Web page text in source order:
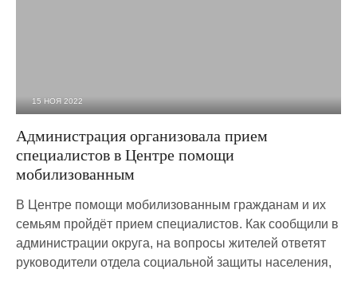
15 НОЯ 2022
Администрация организовала прием
специалистов в Центре помощи
мобилизованным
В Центре помощи мобилизованным гражданам и их
семьям пройдёт прием специалистов. Как сообщили в
администрации округа, на вопросы жителей ответят
руководители отдела социальной защиты населения,